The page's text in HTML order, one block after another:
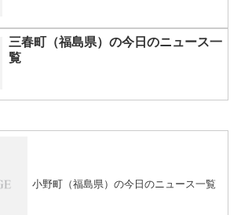
三春町（福島県）の今日のニュース一
覧
小野町（福島県）の今日のニュース一覧